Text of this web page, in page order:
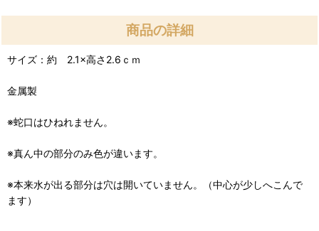
商品の詳細
サイズ：約 2.1×高さ2.6ｃｍ
金属製
※蛇口はひねれません。
※真ん中の部分のみ色が違います。
※本来水が出る部分は穴は開いていません。（中心が少しへこんで
ます）